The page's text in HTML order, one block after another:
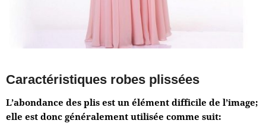
Caractéristiques robes plissées
L’abondance des plis est un élément difficile de l’image;
elle est donc généralement utilisée comme suit: